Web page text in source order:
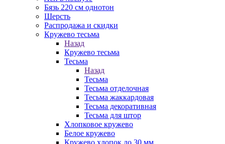
Бязь 220 см однотон
Шерсть
Распродажа и скидки
Кружево тесьма
Назад
Кружево тесьма
Тесьма
Назад
Тесьма
Тесьма отделочная
Тесьма жаккардовая
Тесьма декоративная
Тесьма для штор
Хлопковое кружево
Белое кружево
Кружево хлопок до 30 мм